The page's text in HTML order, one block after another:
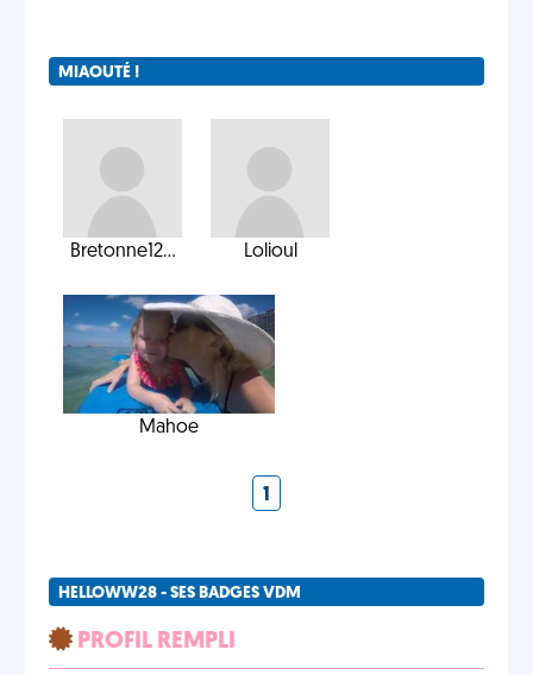
MIAOUTÉ !
Bretonne12... Lolioul
Mahoe
1
HELLOWW28 - SES BADGES VDM
PROFIL REMPLI